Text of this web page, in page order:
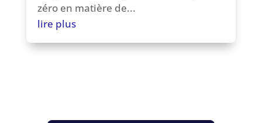
zéro en matière de...
lire plus